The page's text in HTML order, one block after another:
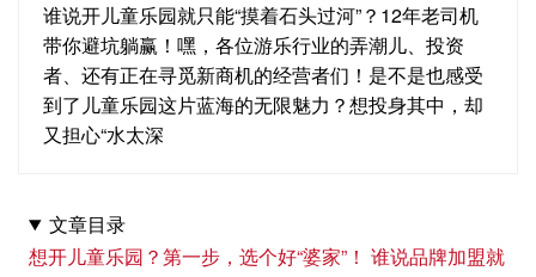
谁说开儿童乐园就只能“摸着石头过河”？12年老司机
带你避坑躺赢！嘿，各位游乐行业的弄潮儿、投资
者、还有正在寻觅新商机的经营者们！是不是也感受
到了儿童乐园这片蓝海的无限魅力？想投身其中，却
又担心“水太深
文章目录
想开儿童乐园？第一步，选个好“婆家”！ 谁说品牌加盟就